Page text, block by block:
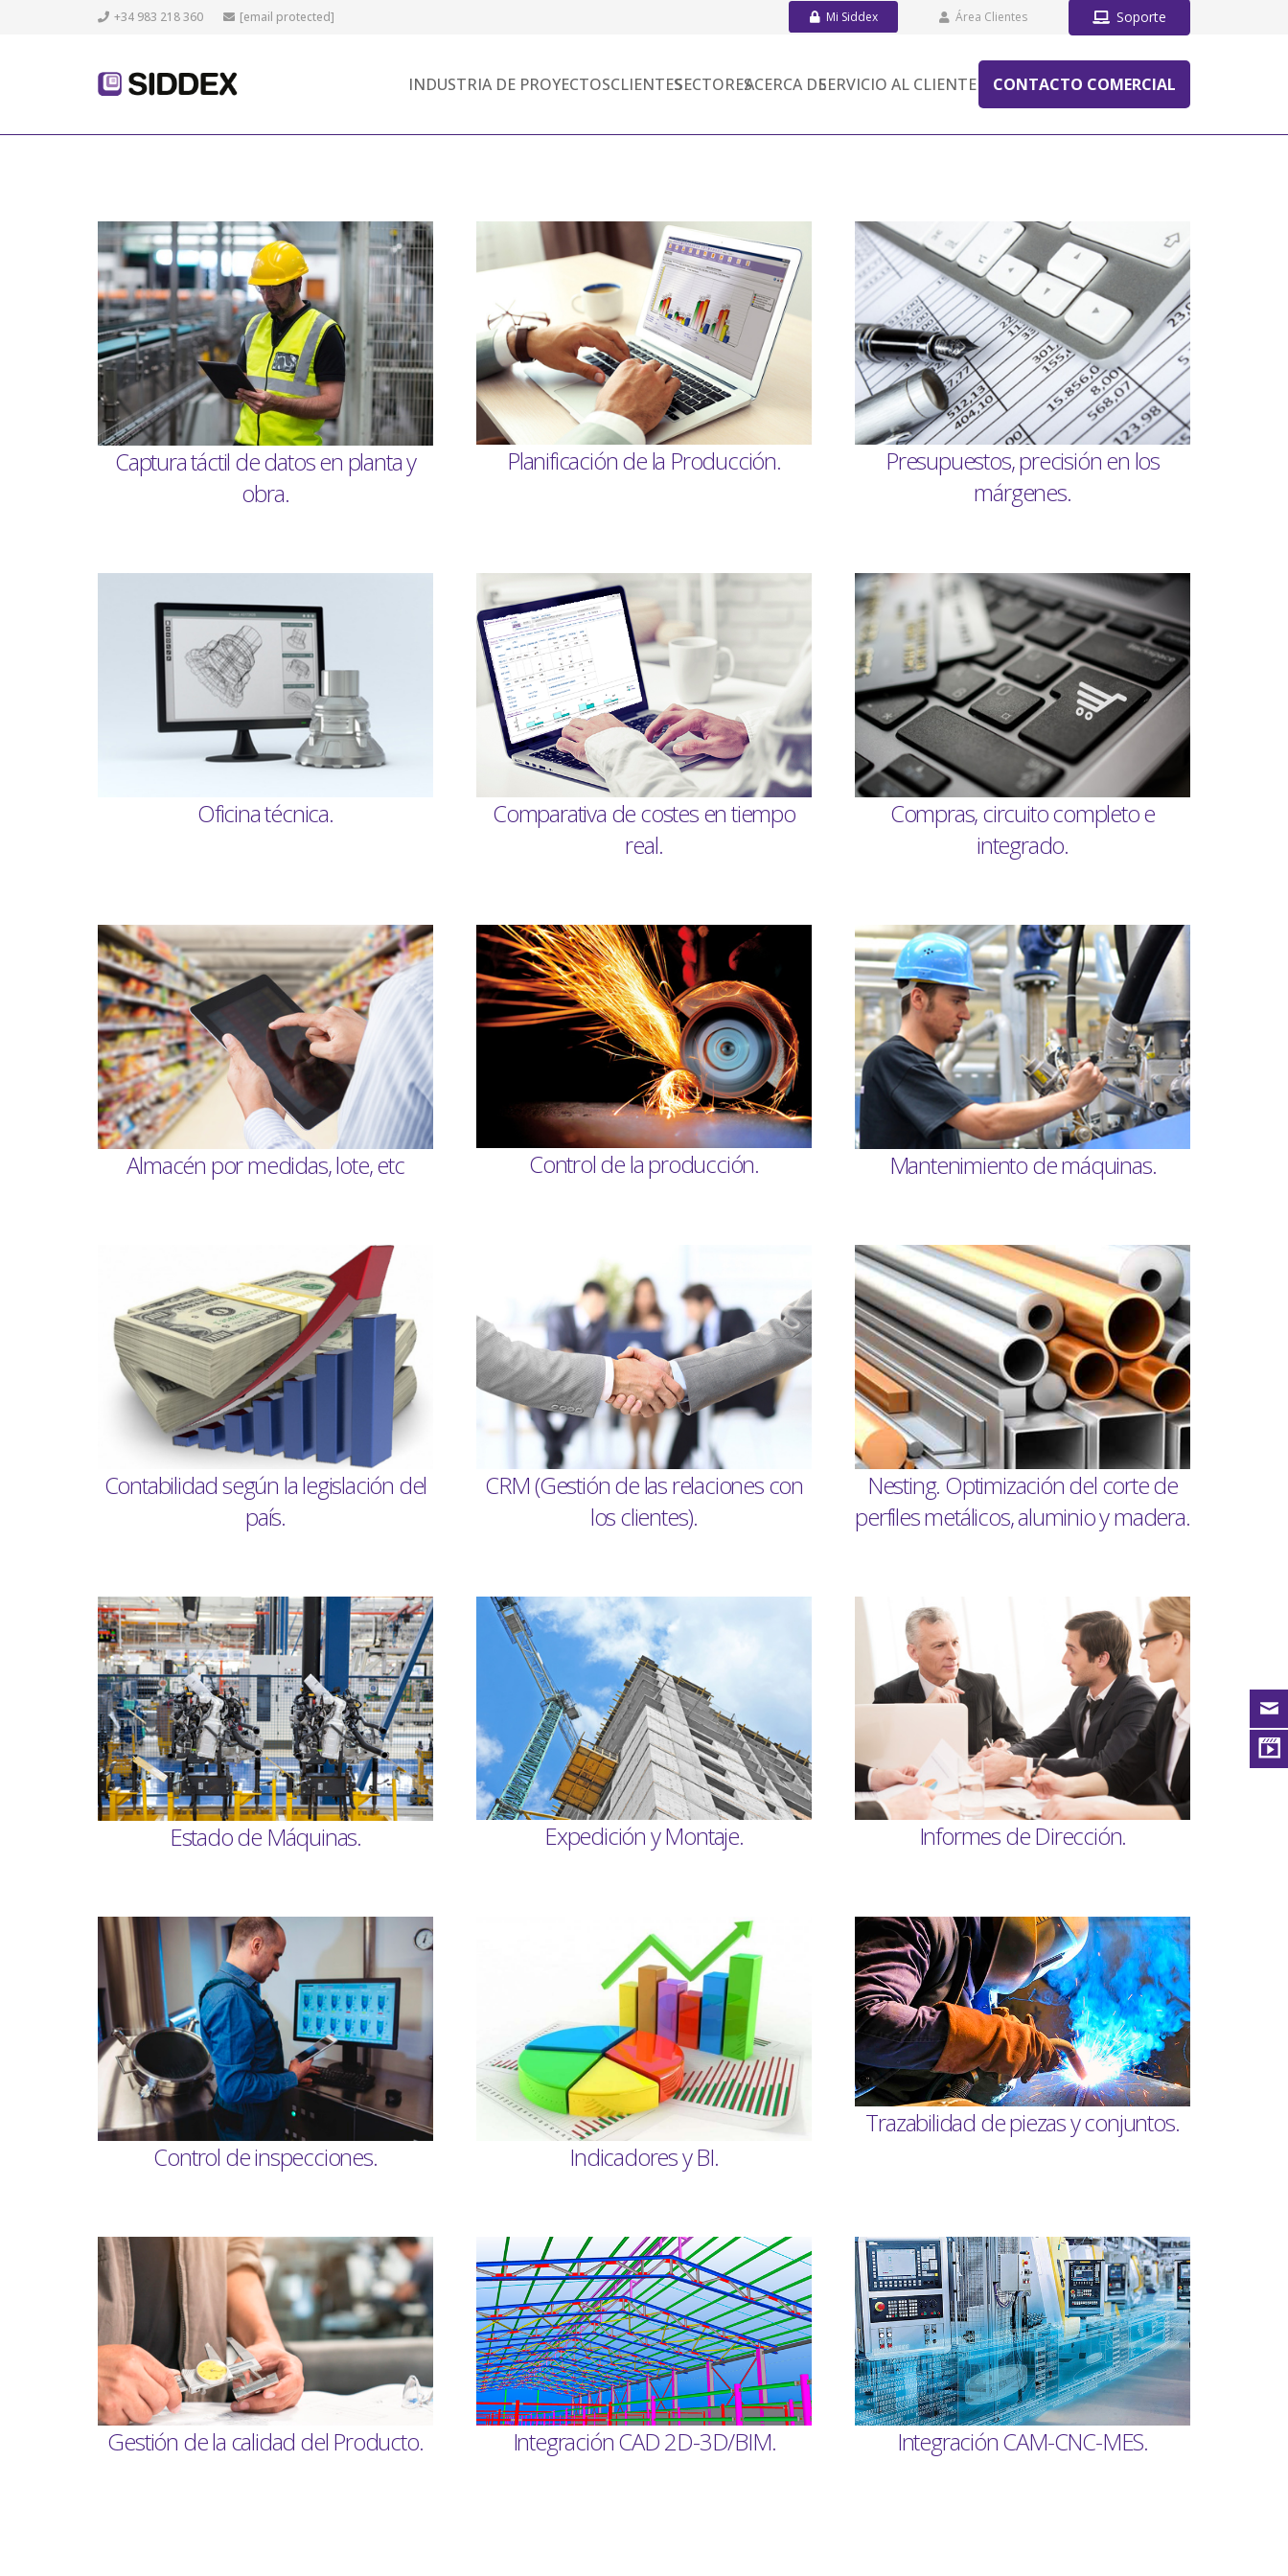
+34 983 218 360 [email protected] Mi Siddex Área Clientes Soporte
INDUSTRIA DE PROYECTOSCLIENTESSECTORESACERCA DESERVICIO AL CLIENTE CONTACTO COMERCIAL
Captura táctil de datos en planta y
obra.
Planificación de la Producción.
Presupuestos, precisión en los
márgenes.
Oficina técnica.
Comparativa de costes en tiempo
real.
Compras, circuito completo e
integrado.
Almacén por medidas,lote, etc Control de la producción. Mantenimiento de máquinas.
Contabilidad según la legislación del
país.
CRM (Gestión de las relaciones con
los clientes).
Nesting. Optimización del corte de
perfiles metálicos, aluminio y madera.
Estado de Máquinas. Expedición y Montaje. Informes de Dirección.
Control de inspecciones. Indicadores y BI.
Trazabilidad de piezas y conjuntos.
Gestión de la calidad del Producto. Integración CAD 2D-3D/BIM. Integración CAM-CNC-MES.